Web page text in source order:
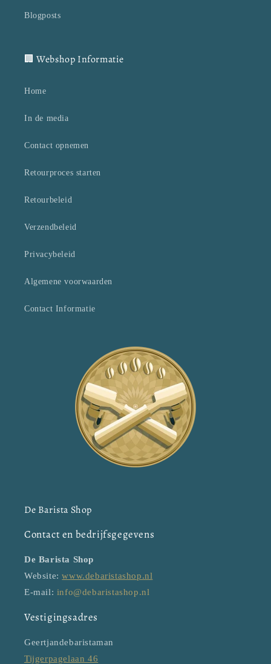
Blogposts
🏢 Webshop Informatie
Home
In de media
Contact opnemen
Retourproces starten
Retourbeleid
Verzendbeleid
Privacybeleid
Algemene voorwaarden
Contact Informatie
De Barista Shop
Contact en bedrijfsgegevens
De Barista Shop
Website:www.debaristashop.nl
E-mail: info@debaristashop.nl
Vestigingsadres
Geertjandebaristaman
Tijgerpagelaan 46